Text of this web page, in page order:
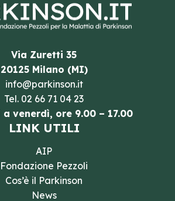
Via Zuretti 35
20125 Milano (MI)
info@parkinson.it
Tel. 02 66 71 04 23
venerdì, ore 9.00 – 17.00
LINK UTILI
AIP
Fondazione Pezzoli
Cos’è il Parkinson
News